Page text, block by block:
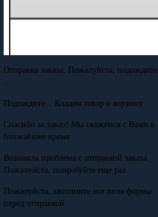
Отправка заказа. Пожалуйста, подождите
Подождите... Кладем товар в корзину
Спасибо за заказ! Мы свяжемся с Вами в
ближайшее время
Возникла проблема с отправкой заказа.
Пожалуйста, попробуйте еще раз.
Пожалуйста, заполните все поля формы
перед отправкой.